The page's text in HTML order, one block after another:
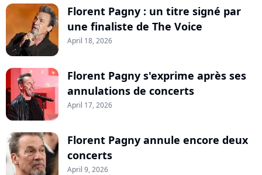
Florent Pagny : un titre signé par
une finaliste de The Voice
April 18, 2026
Florent Pagny s'exprime après ses
annulations de concerts
April 17, 2026
Florent Pagny annule encore deux
concerts
April 9, 2026